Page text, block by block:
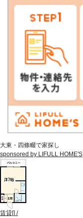
大東・四條畷で家探し
sponsored by LIFULL HOME'S
賃貸[] /